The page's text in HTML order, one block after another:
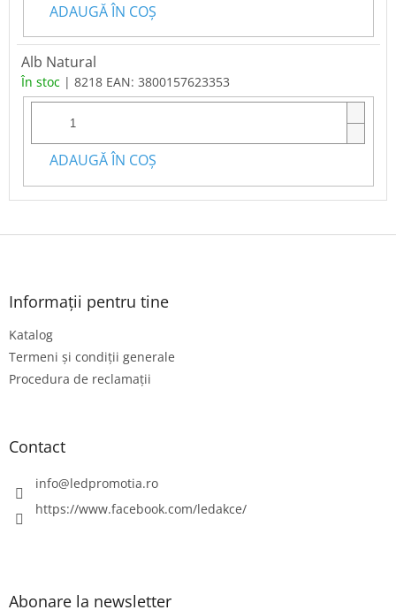
ADAUGĂ ÎN COŞ
Alb Natural
În stoc | 8218 EAN: 3800157623353
ADAUGĂ ÎN COŞ
S
Informații pentru tine
Katalog
Termeni și condiții generale
Procedura de reclamații
Contact
info@ledpromotia.ro
https://www.facebook.com/ledakce/
Abonare la newsletter